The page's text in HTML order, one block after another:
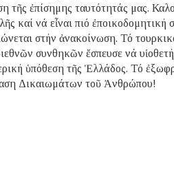
τῆς ἐπίσημης ταυτότητάς μας.
καί νά εἶναι πιό
στήν ἀνακοίνωση. Τό
συνθηκῶν ἔσπευσε νά
ὑπόθεση τῆς Ἑλλάδος. Τό
Δικαιωμάτων τοῦ Ἀνθρώπου!